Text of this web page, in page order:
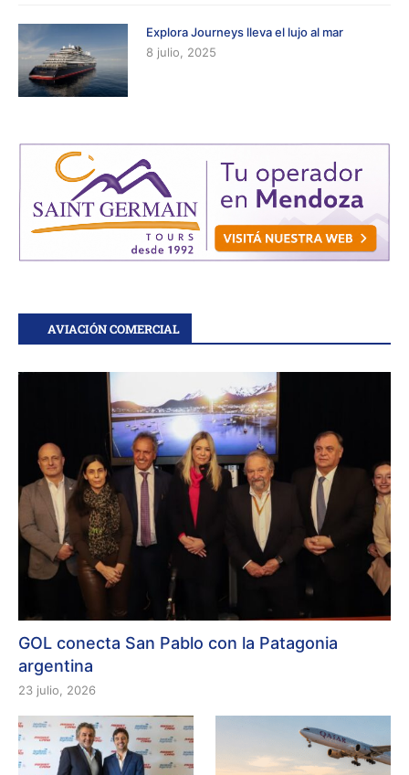
Explora Journeys lleva el lujo al mar
8 julio, 2025
AVIACIÓN COMERCIAL
GOL conecta San Pablo con la Patagonia
argentina
23 julio, 2026